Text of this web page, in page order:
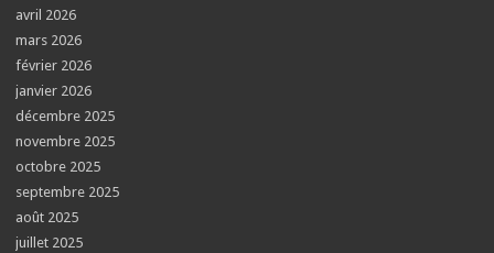
avril 2026
mars 2026
février 2026
janvier 2026
décembre 2025
novembre 2025
octobre 2025
septembre 2025
août 2025
juillet 2025